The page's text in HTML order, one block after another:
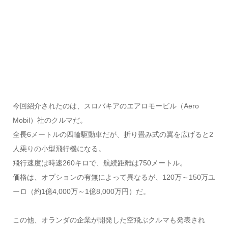
今回紹介されたのは、スロバキアのエアロモービル（Aero
Mobil）社のクルマだ。
全長6メートルの四輪駆動車だが、折り畳み式の翼を広げると2
人乗りの小型飛行機になる。
飛行速度は時速260キロで、航続距離は750メートル。
価格は、オプションの有無によって異なるが、120万～150万ユ
ーロ（約1億4,000万～1億8,000万円）だ。
この他、オランダの企業が開発した空飛ぶクルマも発表され